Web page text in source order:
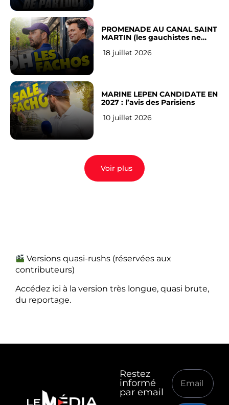
PROMENADE AU CANAL SAINT
MARTIN (les gauchistes ne
18 juillet 2026
MARINE LEPEN CANDIDATE EN
2027 : l’avis des Parisiens
10 juillet 2026
Voir plus
Versions quasi-rushs (réservées aux
contributeurs)
Accédez ici à la version très longue, quasi brute,
du reportage.
Restez
informé
par email